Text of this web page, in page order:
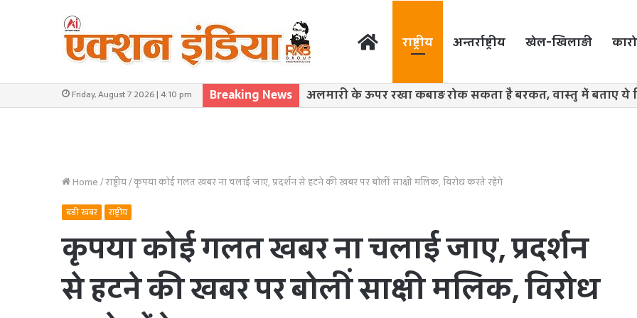
राष्ट्रीय अन्तर्राष्ट्रीय खेल-खिलाड़ी
Friday, August 7 2026 | 4:10 pm Breaking News अलमारी के ऊपर रखा कबाड़ रोक सकता है बरकत, वास्तु में बताए ये
Home/राष्ट्रीय/कृपया कोई गलत खबर ना चलाई जाए, प्रदर्शन से हटने की खबर पर बोलीं साक्षी मलिक, विरोध करते रहेंगे
बड़ी खबर राष्ट्रीय
कृपया कोई गलत खबर ना चलाई जाए, प्रदर्शन
से हटने की खबर पर बोलीं साक्षी मलिक, विरोध